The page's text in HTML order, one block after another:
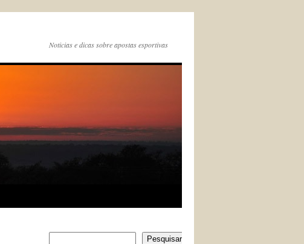
Noticias e dicas sobre apostas esportivas
Pesquisar